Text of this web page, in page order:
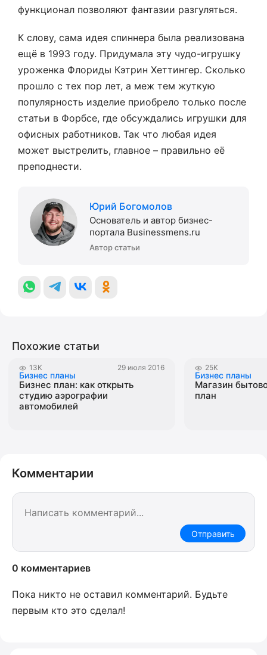
функционал позволяют фантазии разгуляться.
К слову, сама идея спиннера была реализована
ещё в 1993 году. Придумала эту чудо-игрушку
уроженка Флориды Кэтрин Хеттингер. Сколько
прошло с тех пор лет, а меж тем жуткую
популярность изделие приобрело только после
статьи в Форбсе, где обсуждались игрушки для
офисных работников. Так что любая идея
может выстрелить, главное – правильно её
преподнести.
Юрий Богомолов
Основатель и автор бизнес-
портала Businessmens.ru
Автор статьи
Похожие статьи
13K 29 июля 2016
Бизнес планы
Бизнес план: как открыть
студию аэрографии
автомобилей
25K
Бизнес планы
Магазин
план
Комментарии
Отправить
0 комментариев
Пока никто не оставил комментарий. Будьте
первым кто это сделал!